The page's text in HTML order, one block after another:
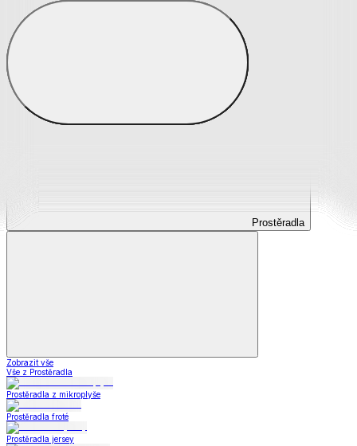
Prostěradla
Prostěradla
Zobrazit vše
Vše z Prostěradla
Prostěradla z mikroplyše
Prostěradla froté
Prostěradla jersey